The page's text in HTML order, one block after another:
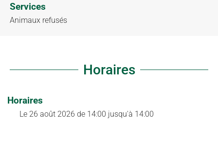
Services
Animaux refusés
Horaires
Horaires
Le 26 août 2026 de 14:00 jusqu'à 14:00